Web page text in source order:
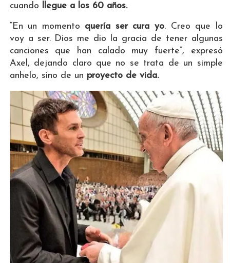
cuando
llegue a los 60 años.
“En un momento quería ser cura yo. Creo que lo
voy a ser. Dios me dio la gracia de tener algunas
canciones que han calado muy fuerte”, expresó
Axel, dejando claro que no se trata de un simple
anhelo, sino de un proyecto de vida.